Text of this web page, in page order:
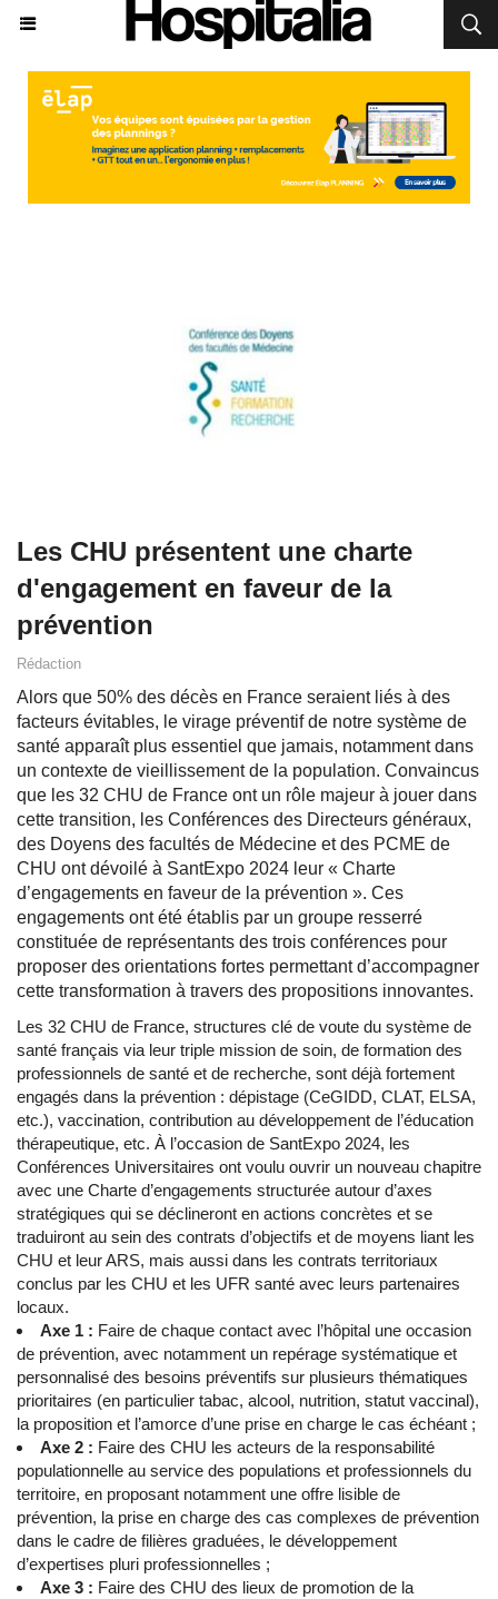
Les CHU présentent une charte
d'engagement en faveur de la
prévention
Rédaction
Alors que 50% des décès en France seraient liés à des
facteurs évitables, le virage préventif de notre système de
santé apparaît plus essentiel que jamais, notamment dans
un contexte de vieillissement de la population. Convaincus
que les 32 CHU de France ont un rôle majeur à jouer dans
cette transition, les Conférences des Directeurs généraux,
des Doyens des facultés de Médecine et des PCME de
CHU ont dévoilé à SantExpo 2024 leur « Charte
d’engagements en faveur de la prévention ». Ces
engagements ont été établis par un groupe resserré
constituée de représentants des trois conférences pour
proposer des orientations fortes permettant d’accompagner
cette transformation à travers des propositions innovantes.
Les 32 CHU de France, structures clé de voute du système de
santé français via leur triple mission de soin, de formation des
professionnels de santé et de recherche, sont déjà fortement
engagés dans la prévention : dépistage (CeGIDD, CLAT, ELSA,
etc.), vaccination, contribution au développement de l’éducation
thérapeutique, etc. À l’occasion de SantExpo 2024, les
Conférences Universitaires ont voulu ouvrir un nouveau chapitre
avec une Charte d’engagements structurée autour d’axes
stratégiques qui se déclineront en actions concrètes et se
traduiront au sein des contrats d’objectifs et de moyens liant les
CHU et leur ARS, mais aussi dans les contrats territoriaux
conclus par les CHU et les UFR santé avec leurs partenaires
locaux.
Axe 1 : Faire de chaque contact avec l’hôpital une occasion
de prévention, avec notamment un repérage systématique et
personnalisé des besoins préventifs sur plusieurs thématiques
prioritaires (en particulier tabac, alcool, nutrition, statut vaccinal),
la proposition et l’amorce d’une prise en charge le cas échéant ;
Axe 2 : Faire des CHU les acteurs de la responsabilité
populationnelle au service des populations et professionnels du
territoire, en proposant notamment une offre lisible de
prévention, la prise en charge des cas complexes de prévention
dans le cadre de filières graduées, le développement
d’expertises pluri professionnelles ;
Axe 3 : Faire des CHU des lieux de promotion de la